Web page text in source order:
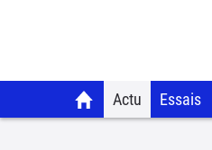
Actu Essais